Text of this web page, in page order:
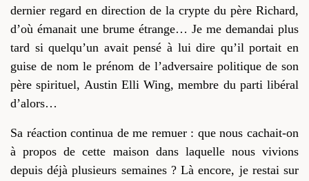
dernier regard en direction de la crypte du père Richard,
d’où émanait une brume étrange… Je me demandai plus
tard si quelqu’un avait pensé à lui dire qu’il portait en
guise de nomle prénom de l’adversaire politique de son
père spirituel, Austin Elli Wing, membre du parti libéral
d’alors…
Sa réaction continua de me remuer : que nous cachait-on
à propos de cette maison dans laquelle nous vivions
depuis déjà plusieurs semaines ? Là encore, je restai sur